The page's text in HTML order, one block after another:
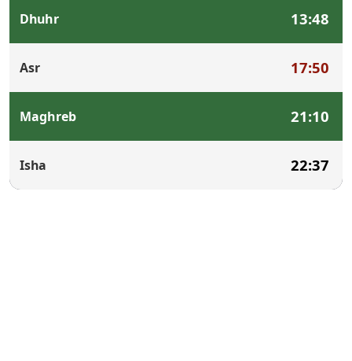
Dhuhr 13:48
Asr 17:50
Maghreb 21:10
Isha 22:37